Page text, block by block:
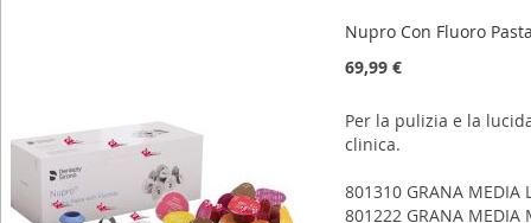
Nupro Con Fluoro
69,99 €
Per la pulizia e la
clinica.
801310 GRANA MEDIA
801222 GRANA MEDIA